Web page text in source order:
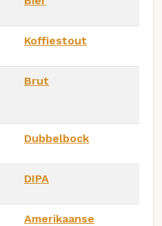
Koffiestout
Brut
Dubbelbock
DIPA
Amerikaanse